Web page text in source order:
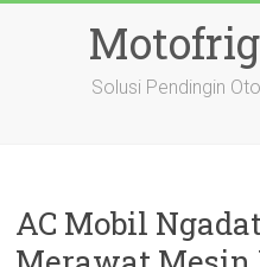
Solusi Pendingin
AC Mobil